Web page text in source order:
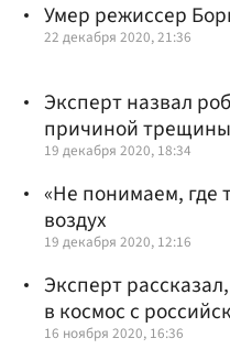
Умер режиссер
22 декабря 2020, 21:36
Эксперт назвал
причиной
19 декабря 2020, 18:34
«Не понимаем, где
воздух
19 декабря 2020, 12:16
Эксперт
в космос с
16 ноября 2020, 16:36